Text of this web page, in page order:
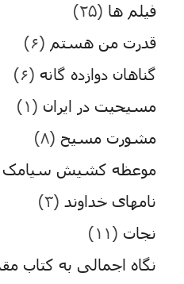
فیلم ها (۲۵)
قدرت من هستم (۶)
گناهان دوازده گانه (۶)
مسیحیت در ایران (۱)
مشورت مسیح (۸)
موعظه کشیش سیامک
نامهای خداوند (۳)
نجات (۱۱)
نگاه اجمالی به کتاب